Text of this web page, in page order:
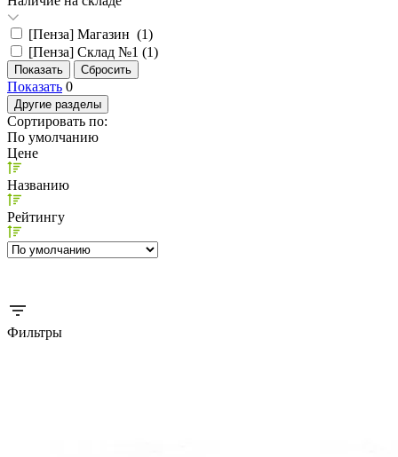
[Пенза] Магазин (1)
[Пенза] Склад №1 (1)
Показать 0
Другие разделы
Сортировать по:
По умолчанию
Цене
Названию
Рейтингу
Фильтры